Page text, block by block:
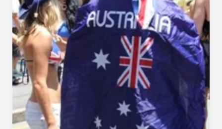
Brisbane!